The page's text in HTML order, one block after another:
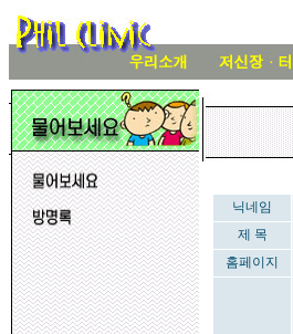
닉네임
제 목
홈페이지